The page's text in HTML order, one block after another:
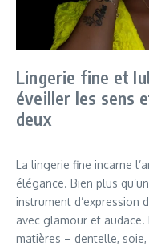
Lingerie fine et
éveiller les sens
deux
La lingerie fine incarne
élégance. Bien plus
instrument d’expression
avec glamour et audace.
matières – dentelle,